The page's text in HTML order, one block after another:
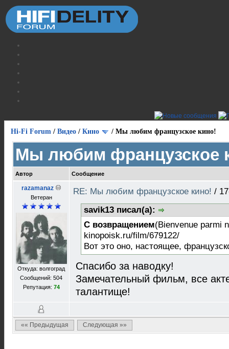
Hi-Fi Forum / Видео / Кино / Мы любим французское кино!
Мы любим французское
Автор Сообщение
razamanaz
Ветеран
Откуда: волгоград
Сообщений: 504
Репутация: 74
RE: Мы любим французское кино! /
savik13 писал(а):
С возвращением(Bienvenue parmi
kinopoisk.ru/film/679122/
Вот это оно, настоящее,
Спасибо за наводку!
Замечательный фильм, все
талантище!
«« Предыдущая Следующая »»